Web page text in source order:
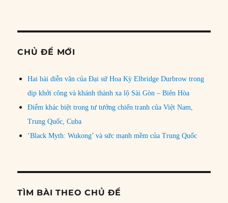
CHỦ ĐỀ MỚI
Hai bài diễn văn của Đại sứ Hoa Kỳ Elbridge Durbrow trong
dịp khởi công và khánh thành xa lộ Sài Gòn – Biên Hòa
Điểm khác biệt trong tư tưởng chiến tranh của Việt Nam,
Trung Quốc, Cuba
‘Black Myth: Wukong’ và sức mạnh mềm của Trung Quốc
TÌM BÀI THEO CHỦ ĐỀ